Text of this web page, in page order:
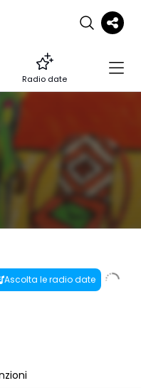
Radio date
Ascolta le radio date